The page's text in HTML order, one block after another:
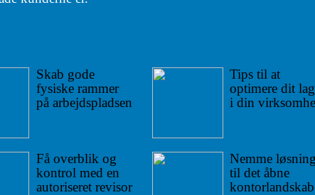
Skab gode
fysiske rammer
på arbejdspladsen
Få overblik og
kontrol med en
autoriseret revisor
Tips til at
optimere dit
i din
Nemme
til det åbne
kontorlandskab